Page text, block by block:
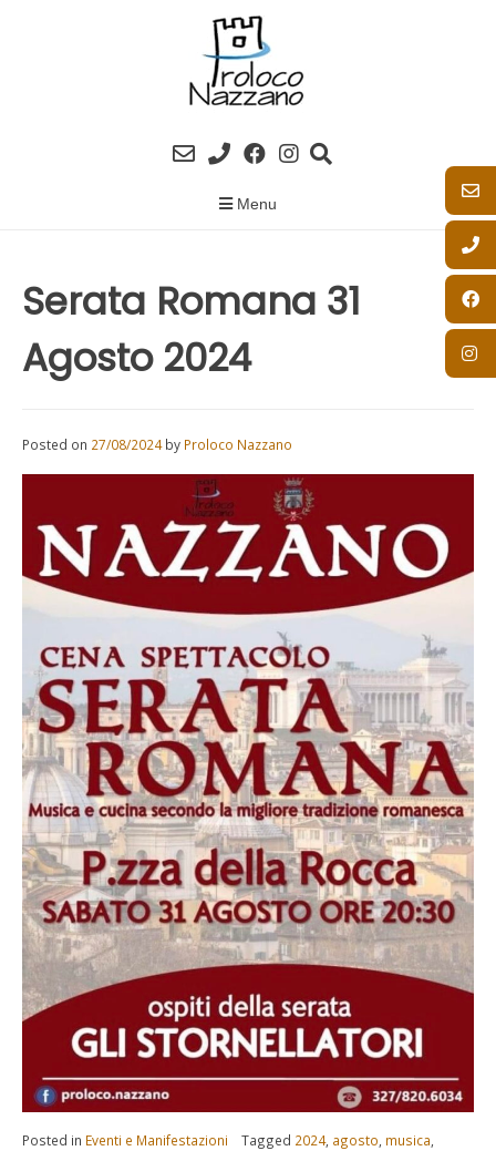
Menu
Serata Romana 31
Agosto 2024
Posted on 27/08/2024by Proloco Nazzano
Posted in Eventi e Manifestazioni Tagged 2024, agosto, musica,